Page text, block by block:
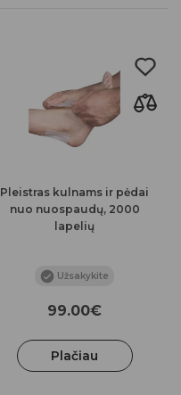
Pleistras kulnams ir pėdai
nuo nuospaudų, 2000
lapelių
Užsakykite
99.00€
Plačiau